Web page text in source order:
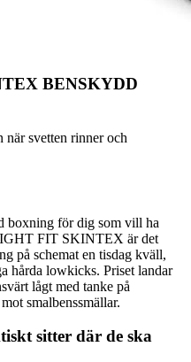
BENSKYDD
när svetten rinner och
boxning för dig som vill ha
FIT SKINTEX är det
på schemat en tisdag kväll,
hårda lowkicks. Priset landar
lågt med tanke på
smalbenssmällar.
sitter där de ska